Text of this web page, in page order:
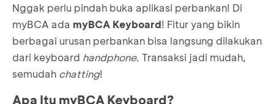
Nggak perlu pindah buka aplikasi perbankan! Di
myBCA ada myBCA Keyboard! Fitur yang bikin
berbagai urusan perbankan bisa langsung dilakukan
dari keyboard handphone. Transaksi jadi mudah,
semudah chatting!
Apa Itu myBCA Keyboard?